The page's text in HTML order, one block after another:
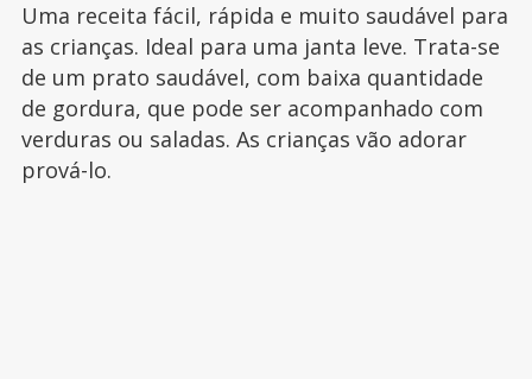
Uma receita fácil, rápida e muito saudável para
as crianças. Ideal para uma janta leve. Trata-se
de um prato saudável, com baixa quantidade
de gordura, que pode ser acompanhado com
verduras ou saladas. As crianças vão adorar
prová-lo.